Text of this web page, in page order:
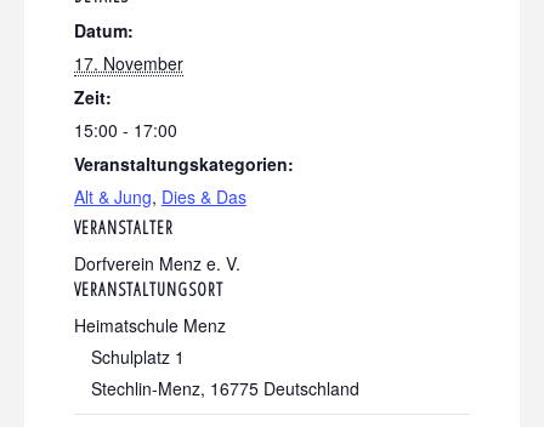
Datum:
17. November
Zeit:
15:00 - 17:00
Veranstaltungskategorien:
Alt & Jung, Dies & Das
VERANSTALTUNGSORT
Heimatschule Menz
Schulplatz 1
Stechlin-Menz, 16775 Deutschland
VERANSTALTER
Dorfverein Menz e. V.